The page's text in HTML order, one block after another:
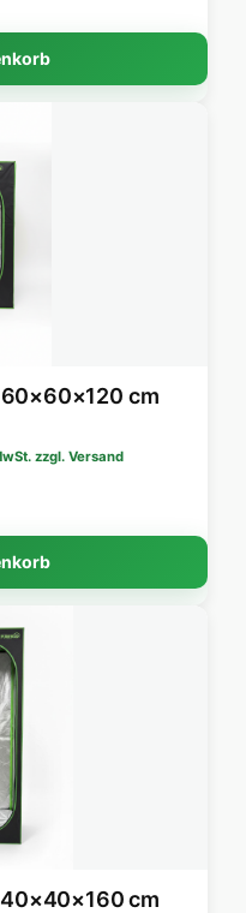
60×60×120 cm
Preis war: 47,90 €
Preis ist: 39,90 €.
zzgl. Versand
40×40×160 cm